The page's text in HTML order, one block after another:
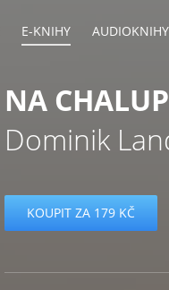
E-KNIHY AUDIOKNIHY
NA
Dominik
KOUPIT ZA 179 KČ